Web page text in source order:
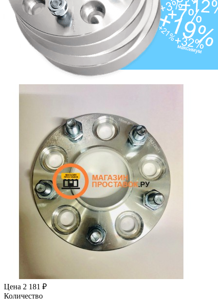
Цена 2 181 ₽
Количество